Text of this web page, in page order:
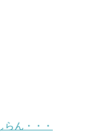
ん・・・